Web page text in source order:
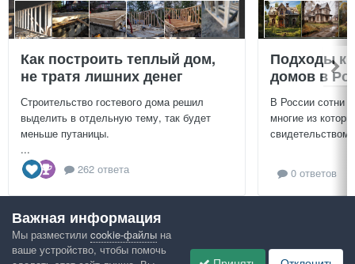
Как построить теплый дом,
не тратя лишних денег
Строительство гостевого дома решил
выделить в отдельную тему, так будет
меньше путаницы.
...
262 ответа
Подходы к
домов в
В России сотни
многие из
свидетельством
0 ответов
Посмотреть всё
Важная информация
Мы разместили cookie-файлы на
ваше устройство, чтобы помочь